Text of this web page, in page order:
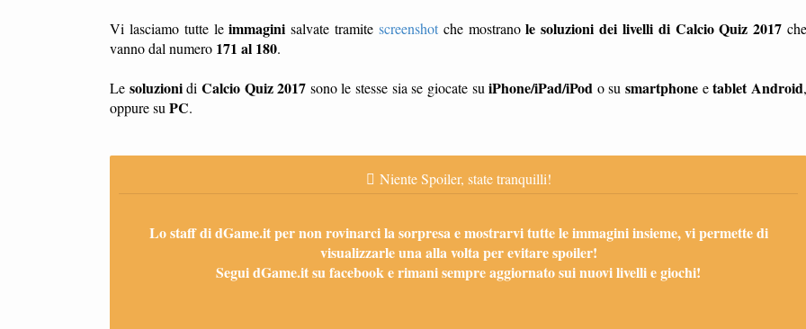
Vi lasciamo tutte leimmagini salvate tramite screenshotche mostranole soluzioni dei livelli di Calcio Quiz 2017
vanno dal numero 171 al 180.
Le soluzionidi Calcio Quiz 2017 sono le stesse sia se giocate suiPhone/iPad/iPod o susmartphone etablet Android
oppure su PC.
Niente Spoiler, state tranquilli!
Lo staff di dGame.it per non rovinarci la sorpresa e mostrarvi tutte le immagini insieme, vi permette di
visualizzarle una alla volta per evitare spoiler!
Segui dGame.it su facebook e rimani sempre aggiornato sui nuovi livelli e giochi!